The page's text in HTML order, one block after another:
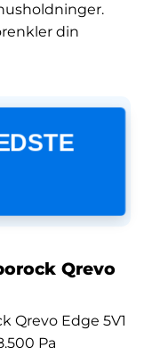
din
Qrevo
Qrevo Edge 5V1
Pa